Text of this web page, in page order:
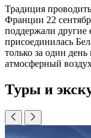
Традиция
Франции 22
поддержали другие
присоединилась
только за один
атмосферный
Туры и